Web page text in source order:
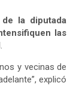
la diputada
las
.
y vecinas de
explicó